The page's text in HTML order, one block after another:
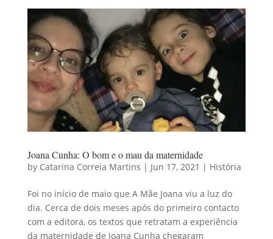
Joana Cunha: O bom e o mau da maternidade
by Catarina Correia Martins | Jun 17, 2021 | História
Foi no início de maio que A Mãe Joana viu a luz do
dia. Cerca de dois meses após do primeiro contacto
com a editora, os textos que retratam a experiência
da maternidade de Joana Cunha chegaram